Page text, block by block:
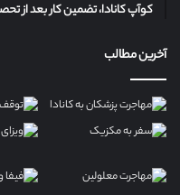
کوآپ کانادا، تضمین کار بعد از
آخرین مطالب